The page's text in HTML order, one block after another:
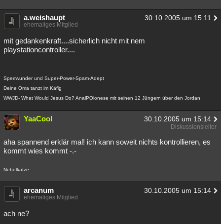
a.weishaupt 30.10.2005 um 15:11
ehemaliges Mitglied
mit gedankenkraft....sicherlich nicht mit nem
playstationcontroller....
Sperrwunder und Super-Power-Spam-Adept
Deine Oma tanzt im Käfig
WWJD- What Would Jesus Do? AnalPOlonese mit seinen 12 Jüngern über den Jordan
YaaCool 30.10.2005 um 15:14
Diskussionsleiter
aha spannend erklär mal! ich kann soweit nichts kontrollieren, es
kommt wies kommt -.-
Nebelkatze
arcanum 30.10.2005 um 15:14
ehemaliges Mitglied
ach ne?